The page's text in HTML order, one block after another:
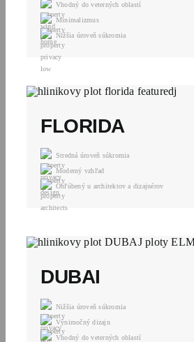
Vhodný do veterných oblastí
Minimalizmus
Nižšia úroveň súkromia
FLORIDA
Stredná úroveň súkromia
Moderný vzhľad
Obľúbený u architektov a dizajnérov
DUBAI
Nižšia úroveň súkromia
Výnimočný dizajn
Vhodný do veterných oblastí